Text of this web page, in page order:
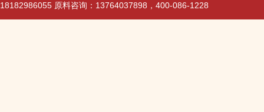
18182986055 原料咨询：13764037898，400-086-1228